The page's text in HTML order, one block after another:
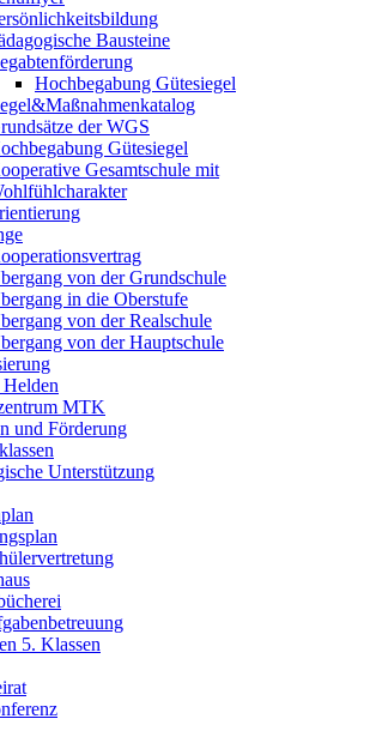
Bausteine
Hochbegabung Gütesiegel
der WGS
Gütesiegel
Gesamtschule mit
von der Grundschule
in die Oberstufe
von der Realschule
von der Hauptschule
MTK
und Förderung
Unterstützung
5. Klassen